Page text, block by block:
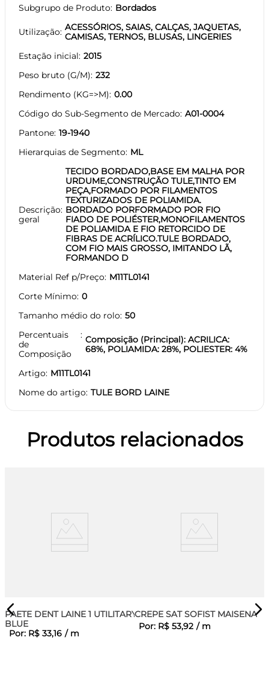
Subgrupo de Produto Bordados
Utilização ACESSÓRIOS, SAIAS, CALÇAS, JAQUETAS,
CAMISAS, TERNOS, BLUSAS, LINGERIES
Estação inicial 2015
Peso bruto (G/M) 232
Rendimento (KG=>M) 0.00
Código do Sub-Segmento de Mercado A01-0004
Pantone 19-1940
Hierarquias de Segmento ML
Descrição
geral
TECIDO BORDADO,BASE EM MALHA POR
URDUME,CONSTRUÇÃO TULE,TINTO EM
PEÇA,FORMADO POR FILAMENTOS
TEXTURIZADOS DE POLIAMIDA.
BORDADO PORFORMADO POR FIO
FIADO DE POLIÉSTER,MONOFILAMENTOS
DE POLIAMIDA E FIO RETORCIDO DE
FIBRAS DE ACRÍLICO.TULE BORDADO,
COM FIO MAIS GROSSO, IMITANDO LÃ,
FORMANDO D
Material Ref p/Preço M11TL0141
Corte Mínimo 0
Tamanho médio do rolo 50
Percentuais
de
Composição
Composição (Principal): ACRILICA:
68%, POLIAMIDA: 28%, POLIESTER: 4%
Artigo M11TL0141
Nome do artigo TULE BORD LAINE
Produtos relacionados
PAETE DENT LAINE 1 UTILITARY
BLUE
Por: R$ 33,16 / m
CREPE SAT SOFIST MAISENA
Por: R$ 53,92 / m